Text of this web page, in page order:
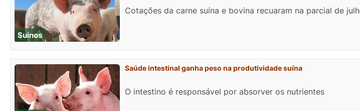
Suínos
Cotações da carne suína e bovina recuaram na parcial de
Saúde intestinal ganha peso na produtividade suína
O intestino é responsável por absorver os nutrientes